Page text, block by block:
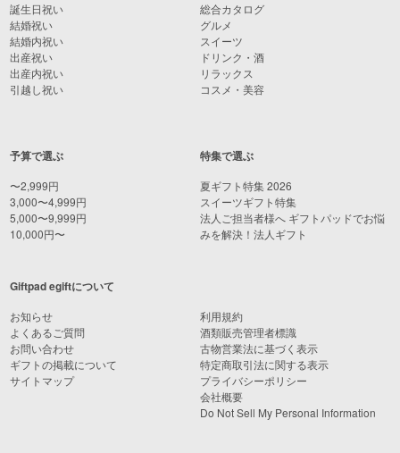
誕生日祝い
結婚祝い
結婚内祝い
出産祝い
出産内祝い
引越し祝い
予算で選ぶ
〜2,999円
3,000〜4,999円
5,000〜9,999円
10,000円〜
総合カタログ
グルメ
スイーツ
ドリンク・酒
リラックス
コスメ・美容
特集で選ぶ
夏ギフト特集 2026
スイーツギフト特集
法人ご担当者様へ ギフトパッドでお悩
みを解決！法人ギフト
Giftpad egiftについて
お知らせ
よくあるご質問
お問い合わせ
ギフトの掲載について
サイトマップ
利用規約
酒類販売管理者標識
古物営業法に基づく表示
特定商取引法に関する表示
プライバシーポリシー
会社概要
Do Not Sell My Personal Information